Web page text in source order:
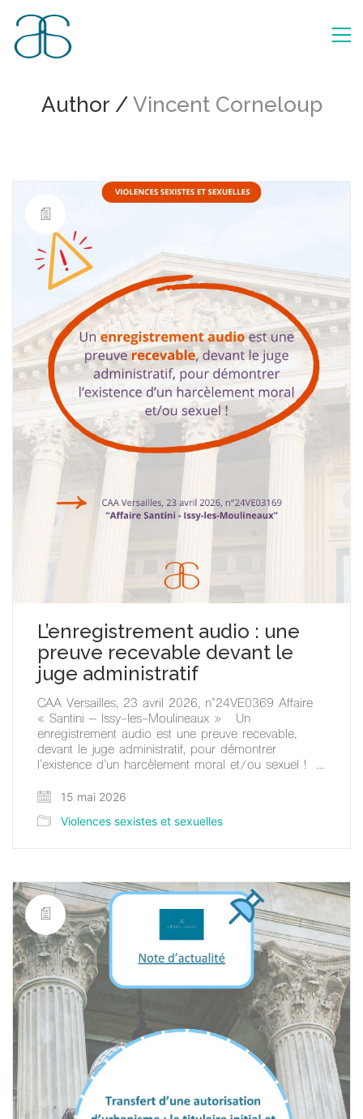
Author / Vincent Corneloup
L’enregistrement audio : une
preuve recevable devant le
juge administratif
CAA Versailles, 23 avril 2026, n°24VE0369 Affaire
« Santini – Issy-les-Moulineaux » Un
enregistrement audio est une preuve recevable,
devant le juge administratif, pour démontrer
l’existence d’un harcèlement moral et/ou sexuel ! …
15 mai 2026
Violences sexistes et sexuelles